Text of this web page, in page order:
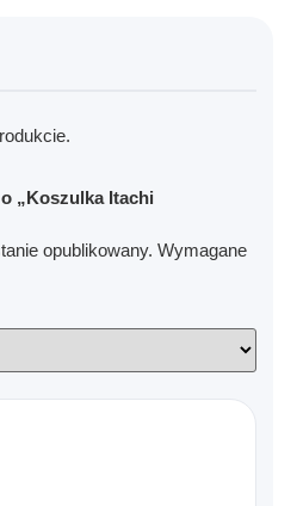
„Koszulka Itachi
opublikowany. Wymagane